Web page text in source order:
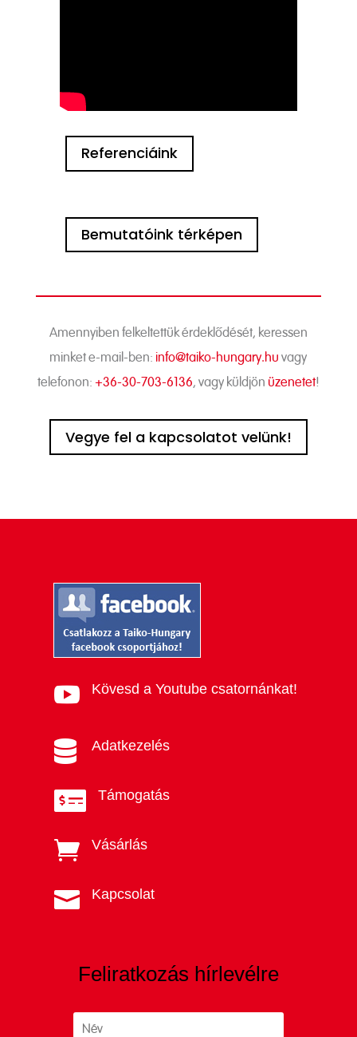
Referenciáink
Bemutatóink térképen
Amennyiben felkeltettük érdeklődését, keressen
minket e-mail-ben: info@taiko-hungary.hu vagy
telefonon: +36-30-703-6136, vagy küldjön üzenetet!
Vegye fel a kapcsolatot velünk!
 Kövesd a Youtube csatornánkat!
 Adatkezelés
 Támogatás
 Vásárlás
 Kapcsolat
Feliratkozás hírlevélre